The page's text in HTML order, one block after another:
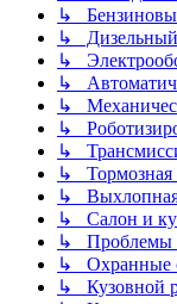
↳
↳ Дизельный
↳
↳
↳
↳
↳
↳ Тормозная
↳ Выхлопная
↳ Салон и
↳ Проблемы с
↳ Охранные
↳ Кузовной